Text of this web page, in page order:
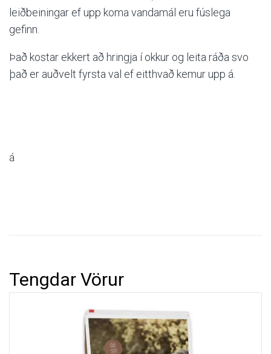
leiðbeiningar ef upp koma vandamál eru fúslega
gefinn.
Það kostar ekkert að hringja íokkur og leita ráða svo
það er auðvelt fyrsta val ef eitthvað kemur upp á
á
Tengdar Vörur
Nafn
Tölvupóstur